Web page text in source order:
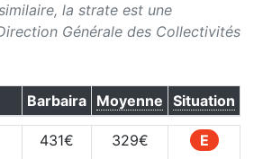
la strate est une
Générale des Collectivités
Barbaira Moyenne Situation
431€ 329€ E